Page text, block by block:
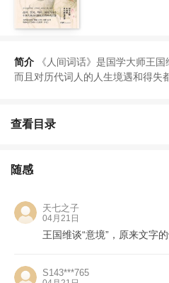
《 人间词话》 是国学大师王国
而且对历代词人的人生境遇和得失
简介
查看目录
随感
天七之子
04月21日
王国维谈“意境”，原来文字
S143***765